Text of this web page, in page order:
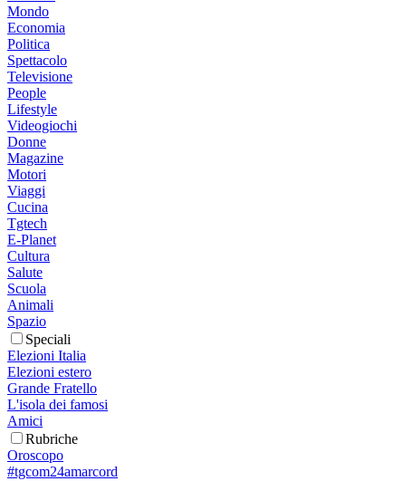
Mondo
Economia
Politica
Spettacolo
Televisione
People
Lifestyle
Videogiochi
Donne
Magazine
Motori
Viaggi
Cucina
Tgtech
E-Planet
Cultura
Salute
Scuola
Animali
Spazio
Speciali
Elezioni Italia
Elezioni estero
Grande Fratello
L'isola dei famosi
Amici
Rubriche
Oroscopo
#tgcom24amarcord